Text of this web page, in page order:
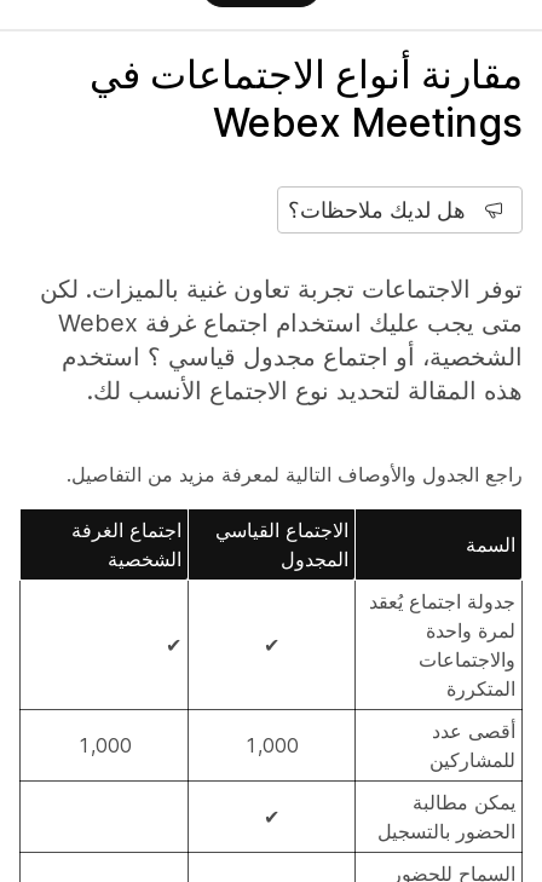
مقارنة أنواع الاجتماعات في
Webex Meetings
هل لديك ملاحظات؟
توفر الاجتماعات تجربة تعاون غنية بالميزات. لكن
متى يجب عليك استخدام اجتماع غرفة Webex
الشخصية، أو اجتماع مجدول قياسي ؟ استخدم
هذه المقالة لتحديد نوع الاجتماع الأنسب لك.
راجع الجدول والأوصاف التالية لمعرفة مزيد من التفاصيل.
السمة
الاجتماع القياسي
المجدول
اجتماع الغرفة
الشخصية
جدولة اجتماع يُعقد
لمرة واحدة
والاجتماعات
المتكررة
✔
✔
أقصى عدد
للمشاركين
1,000
1,000
يمكن مطالبة
الحضور بالتسجيل
✔
السماح للحضور